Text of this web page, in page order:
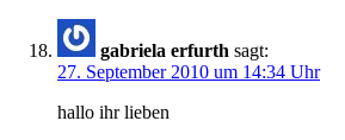
gabriela erfurth sagt:
27. September 2010 um 14:34 Uhr
hallo ihr lieben